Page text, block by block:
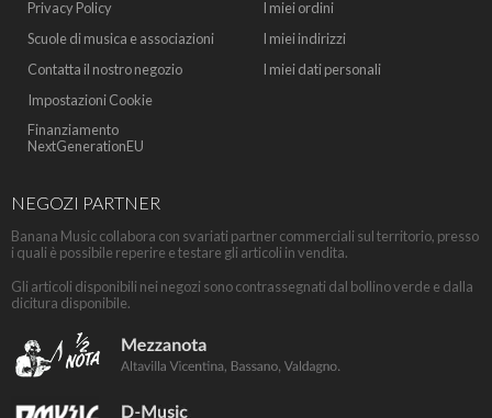
Privacy Policy
Scuole di musica e associazioni
Contatta il nostro negozio
Impostazioni Cookie
Finanziamento
NextGenerationEU
I miei ordini
I miei indirizzi
I miei dati personali
NEGOZI PARTNER
Banana Music collabora con svariati partner commerciali sul territorio, presso
i quali è possibile reperire e testare gli articoli in vendita.
Gli articoli disponibili nei negozi sono contrassegnati dal bollino verde e dalla
dicitura disponibile.